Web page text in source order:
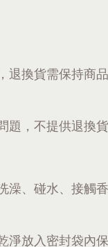
退換貨需保持商
題，不提供退換貨
澡、碰水、接觸
淨放入密封袋內